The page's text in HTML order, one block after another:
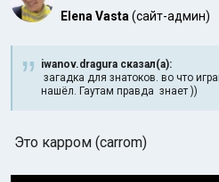
Elena Vasta (сайт-админ)
iwanov.dragura сказал(а):
загадка для знатоков. во что
нашёл. Гаутам правда знает ))
Это карром (carrom)